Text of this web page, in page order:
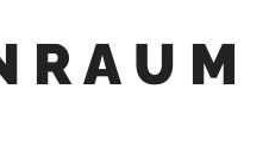
R A U M